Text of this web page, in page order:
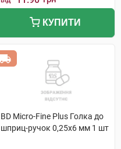
КУПИТИ
BD Micro-Fine Plus Голка до
шприц-ручок 0,25х6 мм 1 шт